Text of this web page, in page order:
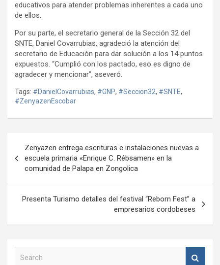
educativos para atender problemas inherentes a cada uno
de ellos.
Por su parte, el secretario general de la Sección 32 del
SNTE, Daniel Covarrubias, agradeció la atención del
secretario de Educación para dar solución a los 14 puntos
expuestos. “Cumplió con los pactado, eso es digno de
agradecer y mencionar”, aseveró.
Tags: #DanielCovarrubias, #GNP, #Seccion32, #SNTE,
#ZenyazenEscobar
de
entradas
Zenyazen entrega escrituras e instalaciones nuevas a
escuela primaria «Enrique C. Rébsamen» en la
comunidad de Palapa en Zongolica
Presenta Turismo detalles del festival “Reborn Fest” a
empresarios cordobeses